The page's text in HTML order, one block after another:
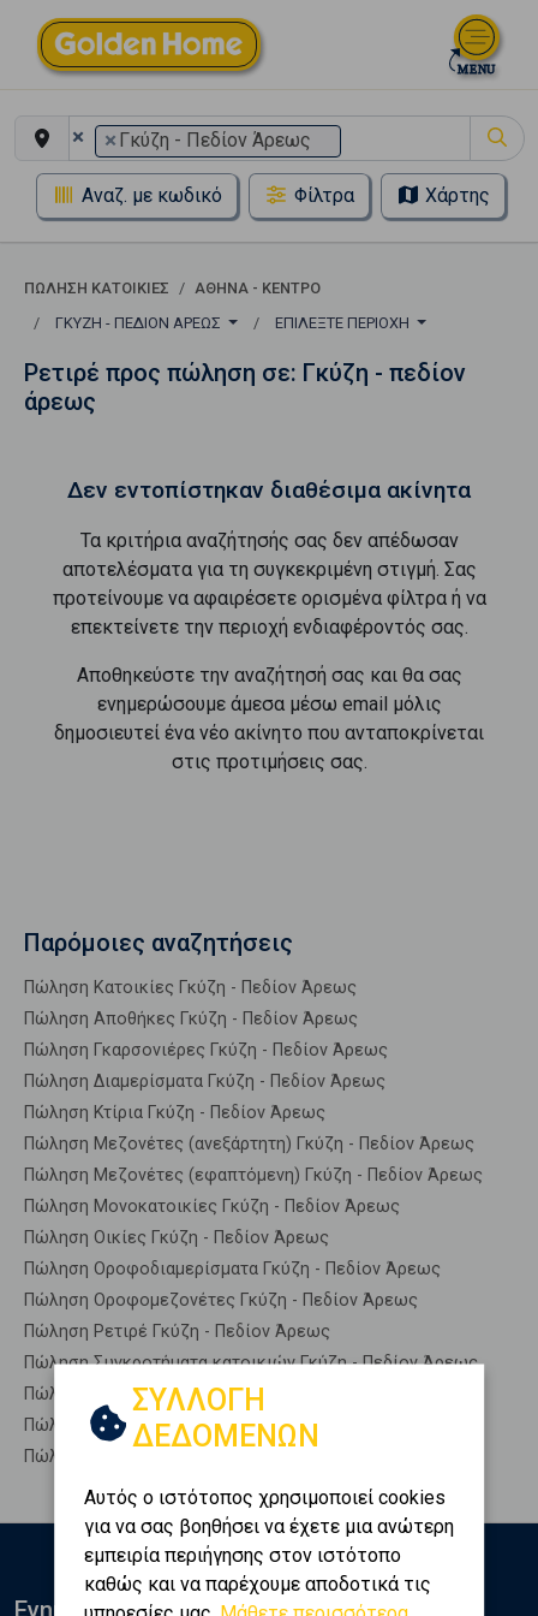
× × Γκύζη - Πεδίον Άρεως
Αναζ. με κωδικό Φίλτρα Χάρτης
ΠΏΛΗΣΗ ΚΑΤΟΙΚΊΕΣ
ΑΘΉΝΑ - ΚΈΝΤΡΟ
ΓΚΎΖΗ - ΠΕΔΊΟΝ ΆΡΕΩΣ
ΕΠΙΛΈΞΤΕ ΠΕΡΙΟΧΉ
Ρετιρέ προς πώληση σε: Γκύζη - πεδίον
άρεως
Δεν εντοπίστηκαν διαθέσιμα ακίνητα
Τα κριτήρια αναζήτησής σας δεν απέδωσαν
αποτελέσματα για τη συγκεκριμένη στιγμή. Σας
προτείνουμε να αφαιρέσετε ορισμένα φίλτρα ή να
επεκτείνετε την περιοχή ενδιαφέροντός σας.
Αποθηκεύστε την αναζήτησή σας και θα σας
ενημερώσουμε άμεσα μέσω email μόλις
δημοσιευτεί ένα νέο ακίνητο που ανταποκρίνεται
στις προτιμήσεις σας.
Παρόμοιες αναζητήσεις
Πώληση Κατοικίες Γκύζη - Πεδίον Άρεως
Πώληση Αποθήκες Γκύζη - Πεδίον Άρεως
Πώληση Γκαρσονιέρες Γκύζη - Πεδίον Άρεως
Πώληση Διαμερίσματα Γκύζη - Πεδίον Άρεως
Πώληση Κτίρια Γκύζη - Πεδίον Άρεως
Πώληση Μεζονέτες (ανεξάρτητη) Γκύζη - Πεδίον Άρεως
Πώληση Μεζονέτες (εφαπτόμενη) Γκύζη - Πεδίον Άρεως
Πώληση Μονοκατοικίες Γκύζη - Πεδίον Άρεως
Πώληση Οικίες Γκύζη - Πεδίον Άρεως
Πώληση Οροφοδιαμερίσματα Γκύζη - Πεδίον Άρεως
Πώληση Οροφομεζονέτες Γκύζη - Πεδίον Άρεως
Πώληση Ρετιρέ Γκύζη - Πεδίον Άρεως
Πώληση Συγκροτήματα κατοικιών Γκύζη - Πεδίον Άρεως
Πώληση Υπόγεια Γκύζη - Πεδίον Άρεως
Πώληση Υπόσκαφα Γκύζη - Πεδίον Άρεως
Πώληση Υπολ. υψουν Γκύζη - Πεδίον Άρεως
ΣΥΛΛΟΓΗ
ΔΕΔΟΜΕΝΩΝ
Αυτός ο ιστότοπος χρησιμοποιεί cookies
για να σας βοηθήσει να έχετε μια ανώτερη
εμπειρία περιήγησης στον ιστότοπο
καθώς και να παρέχουμε αποδοτικά τις
Ενημερωθείτε